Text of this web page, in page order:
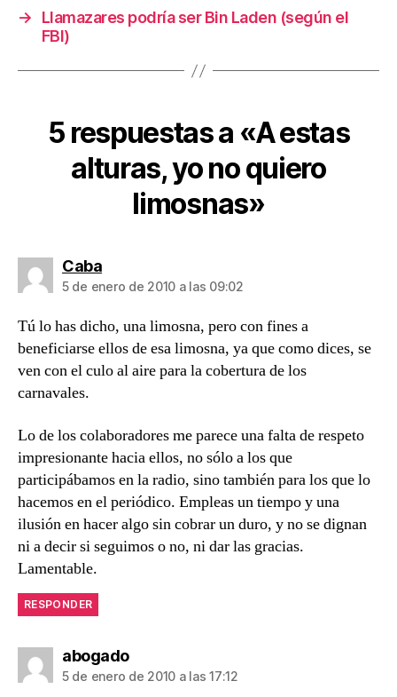
→
Llamazares podría ser Bin Laden (según el
FBI)
5 respuestas a «A estas
alturas, yo no quiero
limosnas»
Cabadice:
5 de enero de 2010 a las 09:02
Tú lo has dicho, una limosna, pero con fines a
beneficiarse ellos de esa limosna, ya que como dices, se
ven con el culo al aire para la cobertura de los
carnavales.
Lo de los colaboradores me parece una falta de respeto
impresionante hacia ellos, no sólo a los que
participábamos en la radio, sino también para los que lo
hacemos en el periódico. Empleas un tiempo y una
ilusión en hacer algo sin cobrar un duro, y no se dignan
ni a decir si seguimos o no, ni dar las gracias.
Lamentable.
RESPONDER
abogadodice:
5 de enero de 2010 a las 17:12